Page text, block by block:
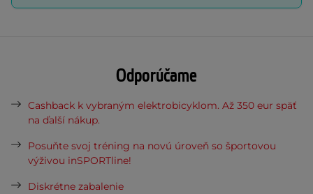
Odporúčame
Cashback k vybraným elektrobicyklom. Až 350 eur späť
na ďalší nákup.
Posuňte svoj tréning na novú úroveň so športovou
výživou inSPORTline!
Diskrétne zabalenie